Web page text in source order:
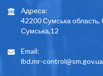
Адреса:
42200 Сумська
Сумська,12
Email:
lbd.mr-control@sm.gov.ua